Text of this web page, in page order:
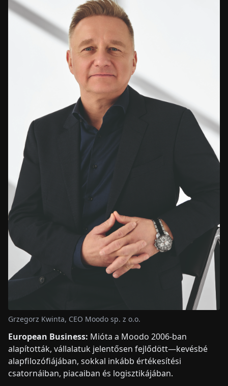
Grzegorz Kwinta, CEO Moodo sp. z o.o.
European Business: Mióta a Moodo 2006-ban
alapították, vállalatuk jelentősen fejlődött—kevésbé
alapfilozófiájában, sokkal inkább értékesítési
csatornáiban, piacaiban és logisztikájában.